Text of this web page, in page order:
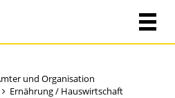
und Organisation
Ernährung / Hauswirtschaft